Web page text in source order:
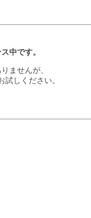
中です。
ませんが、
試しください。